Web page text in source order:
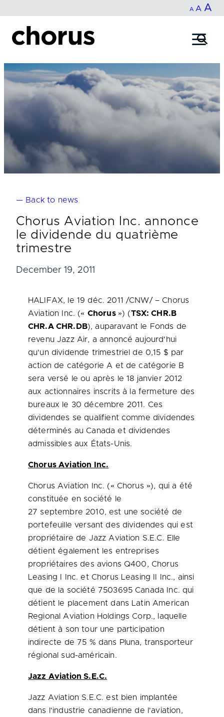
content
A Decrease
size.
A Reset
size.
A
— Back to news
Chorus Aviation Inc. annonce
le dividende du quatrième
trimestre
December 19, 2011
HALIFAX, le 19 déc. 2011 /CNW/ – Chorus
Aviation Inc. (« Chorus ») (TSX: CHR.B
CHR.A CHR.DB), auparavant le Fonds de
revenu Jazz Air, a annoncé aujourd'hui
qu'un dividende trimestriel de 0,15 $ par
action de catégorie A et de catégorie B
sera versé le ou après le 18 janvier 2012
aux actionnaires inscrits à la fermeture des
bureaux le 30 décembre 2011. Ces
dividendes se qualifient comme dividendes
déterminés auCanada et dividendes
admissibles aux États-Unis.
Chorus Aviation Inc.
Chorus Aviation Inc. (« Chorus »), qui a été
constituée en société le
27 septembre 2010, est une société de
portefeuille versant des dividendes qui est
propriétaire de Jazz Aviation S.E.C. Elle
détient également les entreprises
propriétaires des avions Q400, Chorus
Leasing I Inc. et Chorus Leasing II Inc., ainsi
que de la société 7503695Canada Inc. qui
détient le placement dans Latin American
Regional Aviation Holdings Corp., laquelle
détient à son tour une participation
indirecte de 75 % dans Pluna, transporteur
régional sud-américain.
Jazz Aviation S.E.C.
Jazz Aviation S.E.C. est bien implantée
dans l'industrie canadienne de l'aviation,